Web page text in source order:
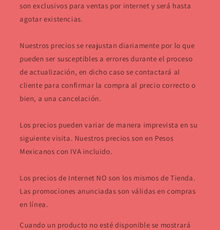
son exclusivos para ventas por internet y será hasta
agotar existencias.
Nuestros precios se reajustan diariamente por lo que
pueden ser susceptibles a errores durante el proceso
de actualización, en dicho caso se contactará al
cliente para confirmar la compra al precio correcto o
bien, a una cancelación.
Los precios pueden variar de manera imprevista en su
siguiente visita. Nuestros precios son en Pesos
Mexicanos con IVA incluido.
Los precios de Internet NO son los mismos de Tienda.
Las promociones anunciadas son válidas en compras
en línea.
Cuando un producto no esté disponible se mostrará